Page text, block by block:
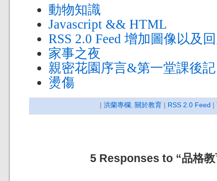
動物知識
Javascript && HTML
RSS 2.0 Feed 增加圖像以及
家事之夜
親密花園序言&第一堂課後記
燙傷
| 洪蘭專欄 關於教育 | RSS 2.0 Feed |
5 Responses to “品格教